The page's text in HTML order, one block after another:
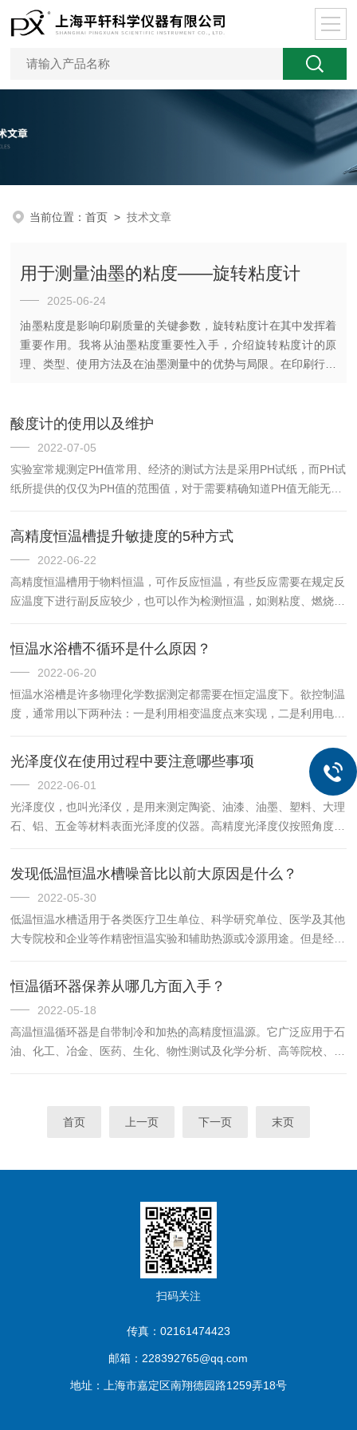
当前位置：首页 >技术文章
用于测量油墨的粘度——旋转粘度计
2025-06-24
油墨粘度是影响印刷质量的关键参数，旋转粘度计在其中发挥着
重要作用。我将从油墨粘度重要性入手，介绍旋转粘度计的原
理、类型、使用方法及在油墨测量中的优势与局限。在印刷行业
酸度计的使用以及维护
2022-07-05
实验室常规测定PH值常用、经济的测试方法是采用PH试纸，而PH试
纸所提供的仅仅为PH值的范围值，对于需要精确知道PH值无能无
且属于敏感耗材，正确掌握酸度计的使用以及维护教程显得尤为...
高精度恒温槽提升敏捷度的5种方式
2022-06-22
高精度恒温槽用于物料恒温，可作反应恒温，有些反应需要在规定反
应温度下进行副反应较少，也可以作为检测恒温，如测粘度、燃烧热
油、化工、电子仪表、物理、化学、生物工程、医药卫生、生命科
学...
恒温水浴槽不循环是什么原因？
2022-06-20
恒温水浴槽是许多物理化学数据测定都需要在恒定温度下。欲控制温
度，通常用以下两种法：一是利用相变温度点来实现，二是利用电子
的目的。本实验所用的恒温水浴通过电子继电器对加热器自动调
节，...
光泽度仪在使用过程中要注意哪些事项
2022-06-01
光泽度仪，也叫光泽仪，是用来测定陶瓷、油漆、油墨、塑料、大理
石、铝、五金等材料表面光泽度的仪器。高精度光泽度仪按照角度分
哪些事项1、使用中应避免强光。2、仪器配带有两块标准板。应将...
发现低温恒温水槽噪音比以前大原因是什么？
2022-05-30
低温恒温水槽适用于各类医疗卫生单位、科学研究单位、医学及其他
大专院校和企业等作精密恒温实验和辅助热源或冷源用途。但是经过
箱的回收操作很简单，但定期的维护保养工作不可忽视，越简单的
事...
恒温循环器保养从哪几方面入手？
2022-05-18
高温恒温循环器是自带制冷和加热的高精度恒温源。它广泛应用于石
油、化工、冶金、医药、生化、物性测试及化学分析、高等院校、工
首页
上一页 下一页 末页
扫码关注
传真：02161474423
邮箱：228392765@qq.com
地址：上海市嘉定区南翔德园路1259弄18号